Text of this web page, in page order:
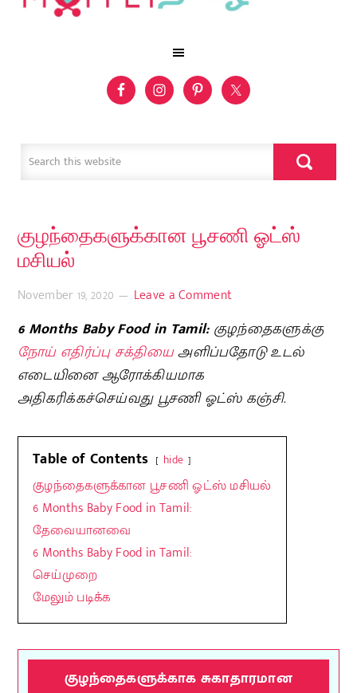
குழந்தைகளுக்கான பூசணி ஓட்ஸ்
மசியல்
November 19, 2020 Leave a Comment
6 Months Baby Food in Tamil: குழந்தைகளுக்கு
நோய் எதிர்ப்பு சக்தியைஅளிப்பதோடு உடல்
எடையினை ஆரோக்கியமாக
அதிகரிக்கச்செய்வது பூசணி ஓட்ஸ் கஞ்சி.
Table of Contents hide
குழந்தைகளுக்கான பூசணி ஓட்ஸ் மசியல்
6 Months Baby Food in Tamil:
தேவையானவை
6 Months Baby Food in Tamil:
செய்முறை
மேலும் படிக்க
குழந்தைகளுக்காக சுகாதாரமான